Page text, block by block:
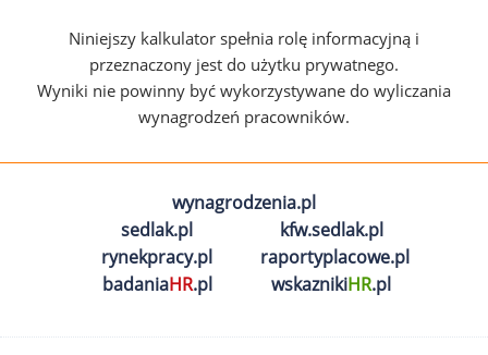
Niniejszy kalkulator spełnia rolę informacyjną i
przeznaczony jest do użytku prywatnego.
Wyniki nie powinny być wykorzystywane do wyliczania
wynagrodzeń pracowników.
wynagrodzenia.pl
sedlak.pl
kfw.sedlak.pl
rynekpracy.pl
raportyplacowe.pl
badaniaHR.pl wskaznikiHR.pl